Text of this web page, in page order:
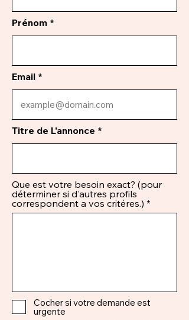
Prénom
Email
Titre de L'annonce
Que est votre besoin exact? (pour
déterminer si d'autres profils
correspondent a vos critéres.)
Cocher si votre demande est
urgente